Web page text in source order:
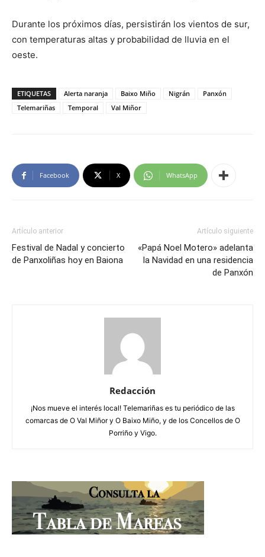
Durante los próximos días, persistirán los vientos de sur,
con temperaturas altas y probabilidad de lluvia en el
oeste.
ETIQUETAS Alerta naranja Baixo Miño Nigrán
Panxón
Telemariñas
Temporal Val Miñor
Facebook X WhatsApp
Artículo anterior
Festival de Nadal y concierto
de Panxoliñas hoy en Baiona
Artículo siguiente
«Papá Noel Motero» adelanta
la Navidad en una residencia
de Panxón
Redacción
¡Nos mueve el interés local! Telemariñas es tu periódico de las
comarcas de O Val Miñor y O Baixo Miño, y de los Concellos de O
Porriño y Vigo.